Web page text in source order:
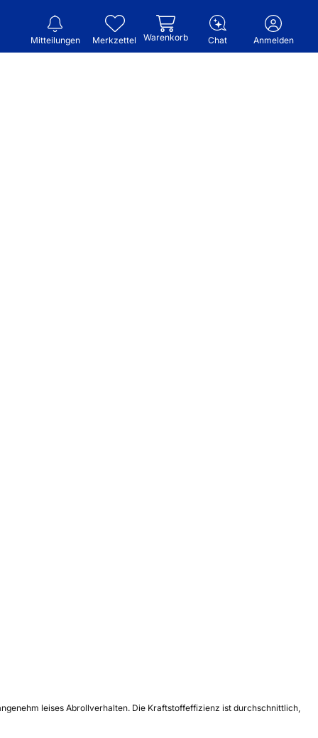
Mitteilungen Merkzettel Warenkorb Chat Anmelden
leises Abrollverhalten. Die Kraftstoffeffizienz ist durchschnittlich,